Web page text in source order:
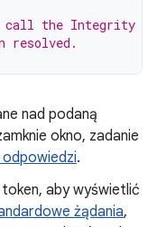
call the Integrity
resolved.
nad podaną
okno, zadanie
.
aby wyświetlić
żądania,